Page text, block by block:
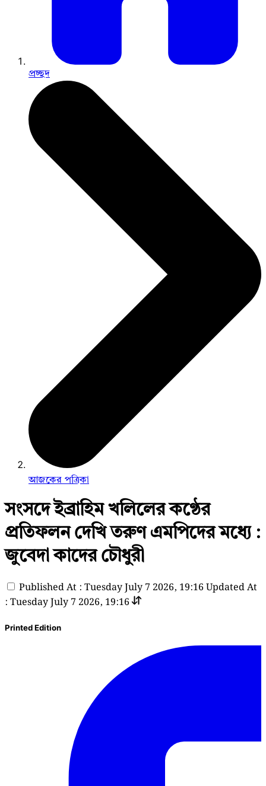
প্রচ্ছদ
আজকের পত্রিকা
সংসদে ইব্রাহিম খলিলের কণ্ঠের
প্রতিফলন দেখি তরুণ এমপিদের মধ্যে :
জুবেদা কাদের চৌধুরী
Published At : Tuesday July 7 2026, 19:16 Updated At
: Tuesday July 7 2026, 19:16
Printed Edition